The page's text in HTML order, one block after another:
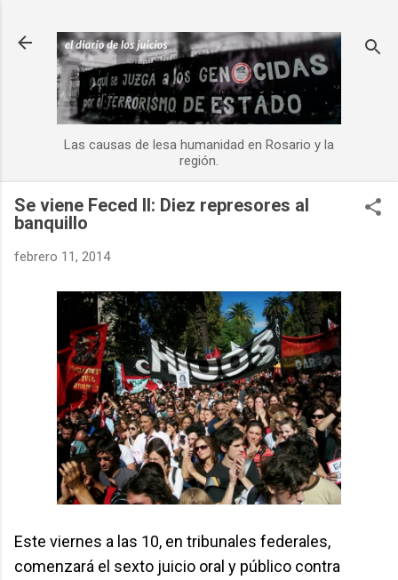
Las causas de lesa humanidad en Rosario y la
región.
Se viene Feced II: Diez represores al
banquillo
febrero 11, 2014
Este viernes a las 10, en tribunales federales,
comenzará el sexto juicio oral y público contra